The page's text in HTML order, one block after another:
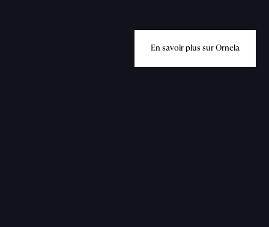
En savoir plus sur Ornela